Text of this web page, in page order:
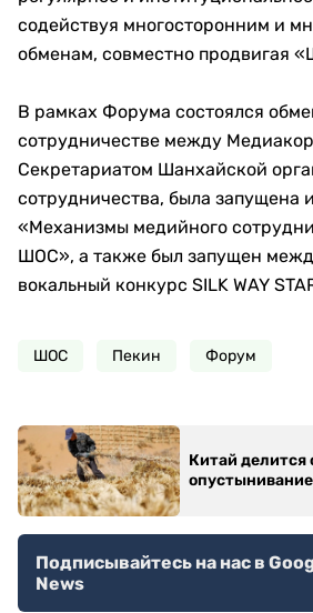
содействуя многосторонним и
обменам, совместно продвигая
В рамках Форума состоялся
сотрудничестве между
Секретариатом Шанхайской
сотрудничества, была запущена
«Механизмы медийного
ШОС», а также был запущен
вокальный конкурс SILK WAY
ШОС Пекин Форум
Китай делится
Подписывайтесь на нас в
News